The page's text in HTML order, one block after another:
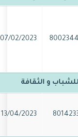
07/02/2023
و الثقافة
13/04/2023